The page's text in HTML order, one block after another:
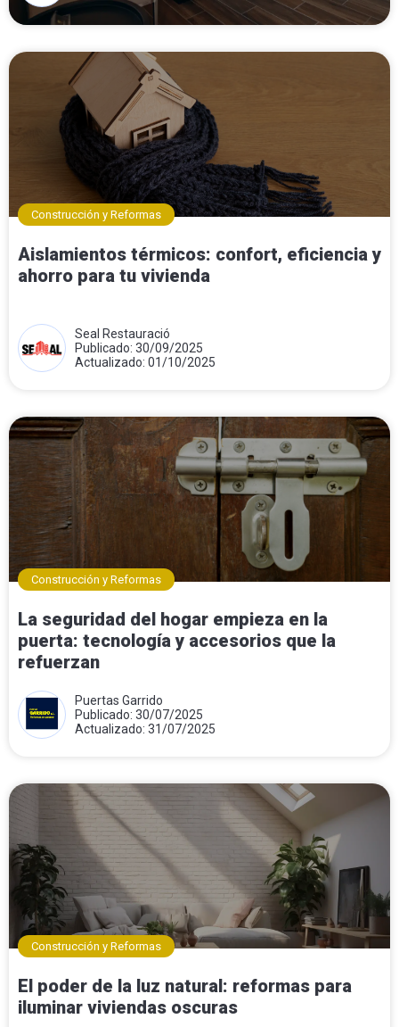
Construcción y Reformas
Aislamientos térmicos: confort, eficiencia y
ahorro para tu vivienda
Seal Restauració
Publicado: 30/09/2025
Actualizado: 01/10/2025
Construcción y Reformas
La seguridad del hogar empieza en la
puerta: tecnología y accesorios que la
refuerzan
Puertas Garrido
Publicado: 30/07/2025
Actualizado: 31/07/2025
Construcción y Reformas
El poder de la luz natural: reformas para
iluminar viviendas oscuras